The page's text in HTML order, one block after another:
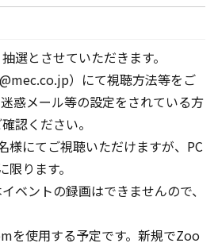
選とさせていただきます。
）にて視聴方法等をご
惑メール等の設定をされている方
認ください。
様にてご視聴いただけますが、PC
ります。
ベントの録画はできませんので、
を使用する予定です。新規でZoo